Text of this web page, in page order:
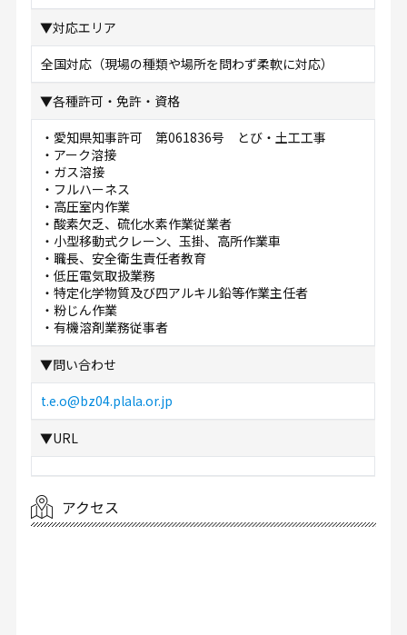
▼対応エリア
全国対応（現場の種類や場所を問わず柔軟に対応）
▼各種許可・免許・資格
・愛知県知事許可 第061836号 とび・土工工事
・アーク溶接
・ガス溶接
・フルハーネス
・高圧室内作業
・酸素欠乏、硫化水素作業従業者
・小型移動式クレーン、玉掛、高所作業車
・職長、安全衛生責任者教育
・低圧電気取扱業務
・特定化学物質及び四アルキル鉛等作業主任者
・粉じん作業
・有機溶剤業務従事者
▼問い合わせ
t.e.o@bz04.plala.or.jp
▼URL
アクセス